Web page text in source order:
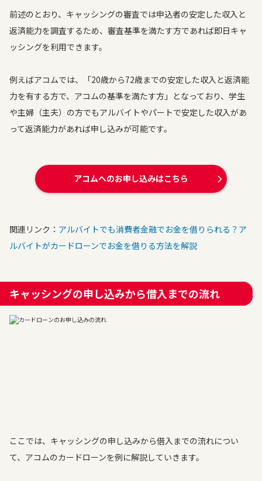
前述のとおり、キャッシングの審査では申込者の安定した収入と
返済能力を調査するため、審査基準を満たす方であれば即日キャ
ッシングを利用できます。
例えばアコムでは、「20歳から72歳までの安定した収入と返済能
力を有する方で、アコムの基準を満たす方」となっており、学生
や主婦（主夫）の方でもアルバイトやパートで安定した収入があ
って返済能力があれば申し込みが可能です。
アコムへのお申し込みはこちら
関連リンク： アルバイトでも消費者金融でお金を借りられる？ア
ルバイトがカードローンでお金を借りる方法を解説
キャッシングの申し込みから借入までの流れ
ここでは、キャッシングの申し込みから借入までの流れについ
て、アコムのカードローンを例に解説していきます。